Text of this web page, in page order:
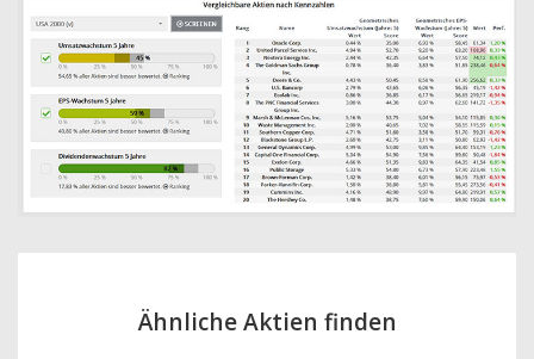
Ähnliche Aktien finden